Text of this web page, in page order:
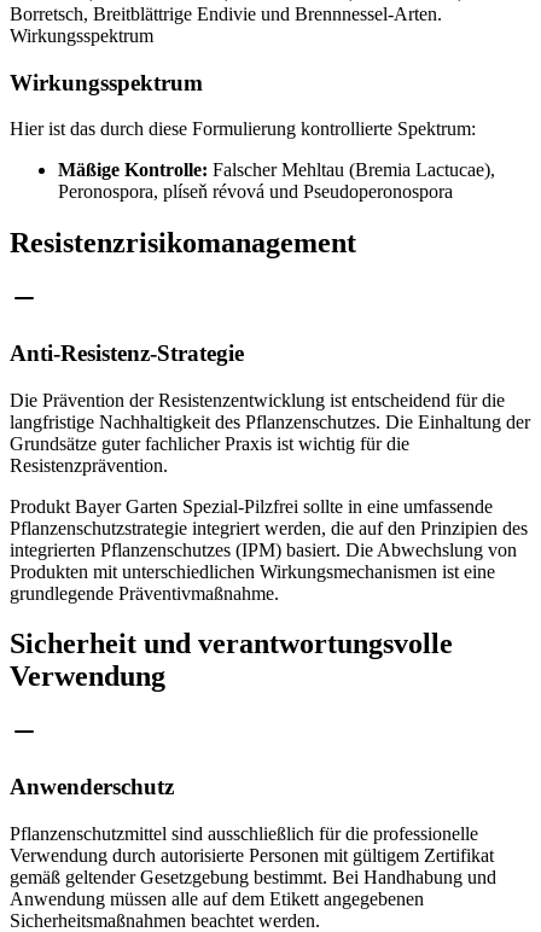
Borretsch, Breitblättrige Endivie und Brennnessel-Arten.
Wirkungsspektrum
Wirkungsspektrum
Hier ist das durch diese Formulierung kontrollierte Spektrum:
Mäßige Kontrolle: Falscher Mehltau (Bremia Lactucae),
Peronospora, plíseň révová und Pseudoperonospora
Resistenzrisikomanagement
Anti-Resistenz-Strategie
Die Prävention der Resistenzentwicklung ist entscheidend für die
langfristige Nachhaltigkeit des Pflanzenschutzes. Die Einhaltung der
Grundsätze guter fachlicher Praxis ist wichtig für die
Resistenzprävention.
Produkt Bayer Garten Spezial-Pilzfrei sollte in eine umfassende
Pflanzenschutzstrategie integriert werden, die auf den Prinzipien des
integrierten Pflanzenschutzes (IPM) basiert. Die Abwechslung von
Produkten mit unterschiedlichen Wirkungsmechanismen ist eine
grundlegende Präventivmaßnahme.
Sicherheit und verantwortungsvolle
Verwendung
Anwenderschutz
Pflanzenschutzmittel sind ausschließlich für die professionelle
Verwendung durch autorisierte Personen mit gültigem Zertifikat
gemäß geltender Gesetzgebung bestimmt. Bei Handhabung und
Anwendung müssen alle auf dem Etikett angegebenen
Sicherheitsmaßnahmen beachtet werden.